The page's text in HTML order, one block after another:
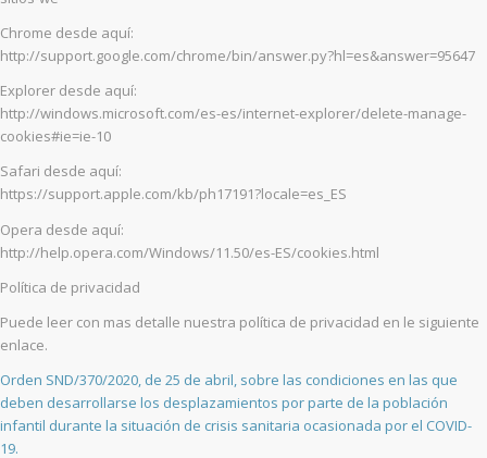
Chrome desde aquí:
http://support.google.com/chrome/bin/answer.py?hl=es&answer=95647
Explorer desde aquí:
http://windows.microsoft.com/es-es/internet-explorer/delete-manage-
cookies#ie=ie-10
Safari desde aquí:
https://support.apple.com/kb/ph17191?locale=es_ES
Opera desde aquí:
http://help.opera.com/Windows/11.50/es-ES/cookies.html
Política de privacidad
Puede leer con mas detalle nuestra política de privacidad en le siguiente
enlace.
Orden SND/370/2020, de 25 de abril, sobre las condiciones en las que
deben desarrollarse los desplazamientos por parte de la población
infantil durante la situación de crisis sanitaria ocasionada por el COVID-
19.